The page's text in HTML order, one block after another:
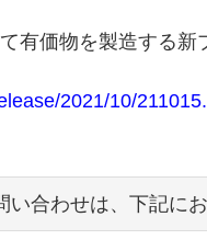
有価物を製造する
2021/10/
い合わせは、下記に